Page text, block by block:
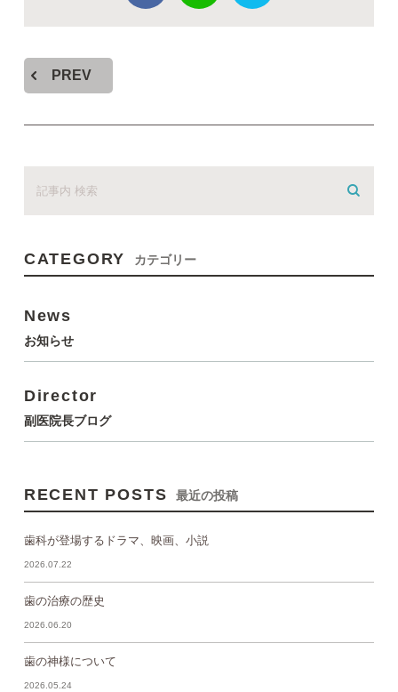
PREV
CATEGORY カテゴリー
News
お知らせ
Director
副医院長ブログ
RECENT POSTS 最近の投稿
歯科が登場するドラマ、映画、小説
2026.07.22
歯の治療の歴史
2026.06.20
歯の神様について
2026.05.24